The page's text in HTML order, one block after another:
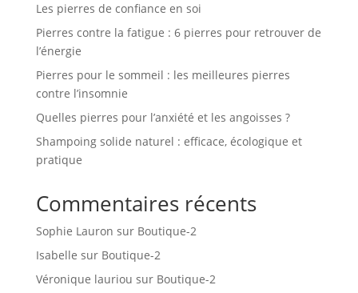
Les pierres de confiance en soi
Pierres contre la fatigue : 6 pierres pour retrouver de
l’énergie
Pierres pour le sommeil : les meilleures pierres
contre l’insomnie
Quelles pierres pour l’anxiété et les angoisses ?
Shampoing solide naturel : efficace, écologique et
pratique
Commentaires récents
Sophie Lauron sur Boutique-2
Isabelle sur Boutique-2
Véronique lauriou sur Boutique-2